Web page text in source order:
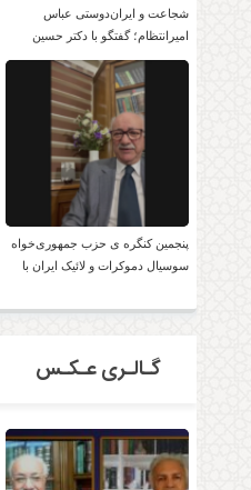
شجاعت و ایران‌دوستی عباس
امیرانتظام؛ گفتگو با دکتر حسین
موسویان
پنجمین کنگره ی حزب جمهوری‌خواه
سوسیال دموکرات و لائیک ایران با
گـالـری عـکـس